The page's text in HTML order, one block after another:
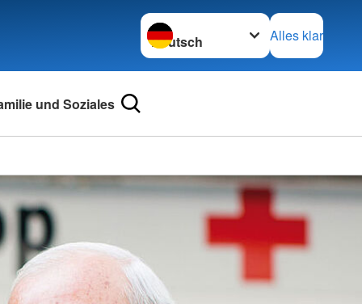
Sprache wechseln zu
Alles klar
und Soziales